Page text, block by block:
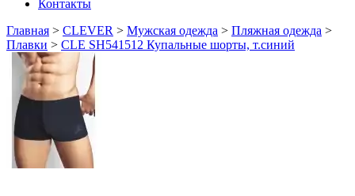
Контакты
Главная > CLEVER > Мужская одежда > Пляжная одежда >
Плавки > CLE SH541512 Купальные шорты, т.синий